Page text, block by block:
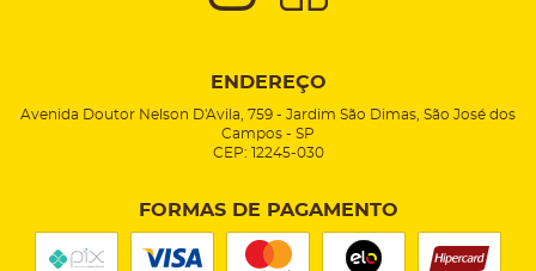
ENDEREÇO
Avenida Doutor Nelson D'Avila, 759 - Jardim São Dimas, São José dos
Campos - SP
CEP: 12245-030
FORMAS DE PAGAMENTO